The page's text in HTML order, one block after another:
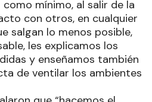
mínimo, al salir de la
con otros, en cualquier
salgan lo menos posible,
les explicamos los
y enseñamos también
de ventilar los ambientes